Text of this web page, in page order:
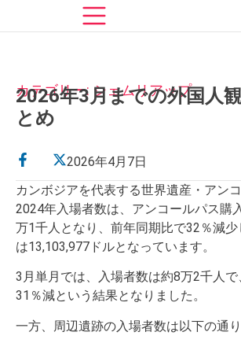
カテゴリー: シェムリアップ
2026年3月までの外国人
とめ
2026年4月7日
カンボジアを代表する世界遺産・アン
2024年入場者数は、アンコールパス購
万1千人となり、前年同期比で32％減
は13,103,977ドルとなっています。
3月単月では、入場者数は約8万2千人
31％減という結果となりました。
一方、周辺遺跡の入場者数は以下の通り